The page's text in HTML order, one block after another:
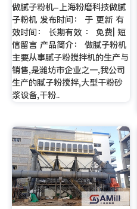
做腻子粉机-上海粉磨科技做腻
子粉机 发布时间： 于 更新 有
效时间： 长期有效 ： 免费| 短
信留言 产品简介： 做腻子粉机
主要从事腻子粉搅拌机的生产与
销售,是潍坊市企业之一,我公司
生产的腻子粉搅拌,大型干粉砂
浆设备,干粉..